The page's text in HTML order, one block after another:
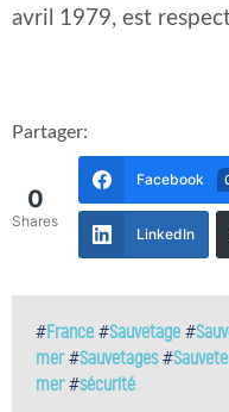
avril 1979, est
Partager:
0
Shares
Facebook
LinkedIn
#France #Sauvetage #
mer#Sauvetages#
mer#sécurité